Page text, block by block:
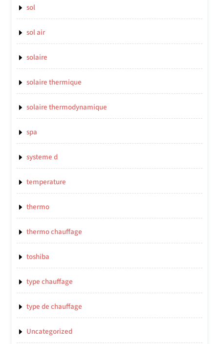
sol
sol air
solaire
solaire thermique
solaire thermodynamique
spa
systeme d
temperature
thermo
thermo chauffage
toshiba
type chauffage
type de chauffage
Uncategorized